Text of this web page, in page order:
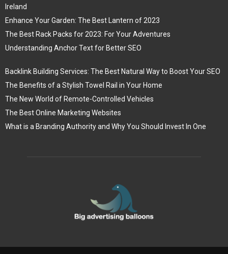
Ireland
Enhance Your Garden: The Best Lantern of 2023
The Best Rack Packs for 2023: For Your Adventures
Understanding Anchor Text for Better SEO
Backlink Building Services: The Best Natural Way to Boost Your SEO
The Benefits of a Stylish Towel Rail in Your Home
The New World of Remote-Controlled Vehicles
The Best Online Marketing Websites
What is a Branding Authority and Why You Should Invest In One